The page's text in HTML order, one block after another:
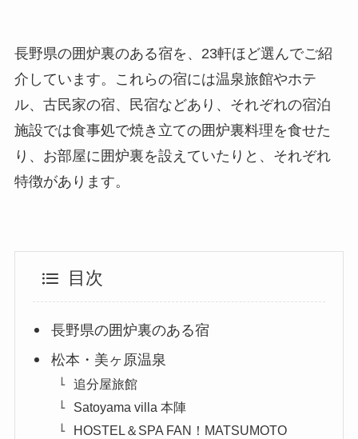
長野県の囲炉裏のある宿を、23軒ほど選んでご紹
介しています。これらの宿には温泉旅館やホテ
ル、古民家の宿、民宿などあり、それぞれの宿泊
施設では食事処で焼き立ての囲炉裏料理を食せた
り、お部屋に囲炉裏を設えていたりと、それぞれ
特徴があります。
目次
長野県の囲炉裏のある宿
松本・美ヶ原温泉
追分屋旅館
Satoyama villa 本陣
HOSTEL＆SPA FAN！MATSUMOTO